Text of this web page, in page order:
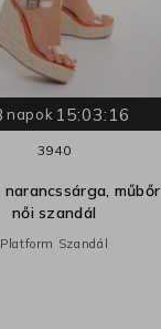
napok 15:03:15
3940
narancssárga, műbőr
női szandál
Platform Szandál